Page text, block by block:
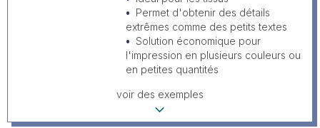
Permet d'obtenir des détails
extrêmes comme des petits textes
Solution économique pour
l'impression en plusieurs couleurs ou
en petites quantités
voir des exemples